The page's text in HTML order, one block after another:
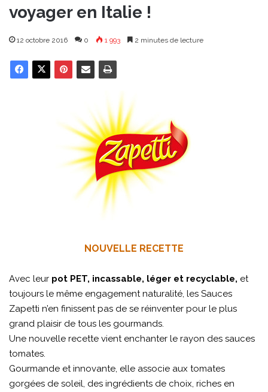
voyager en Italie !
12 octobre 2016 0 1 993 2 minutes de lecture
NOUVELLE RECETTE
Avec leur pot PET, incassable, léger et recyclable, et
toujours le même engagement naturalité, les Sauces
Zapetti n’en finissent pas de se réinventer pour le plus
grand plaisir de tous les gourmands.
Une nouvelle recette vient enchanter le rayon des sauces
tomates.
Gourmande et innovante, elle associe aux tomates
gorgées de soleil, des ingrédients de choix, riches en